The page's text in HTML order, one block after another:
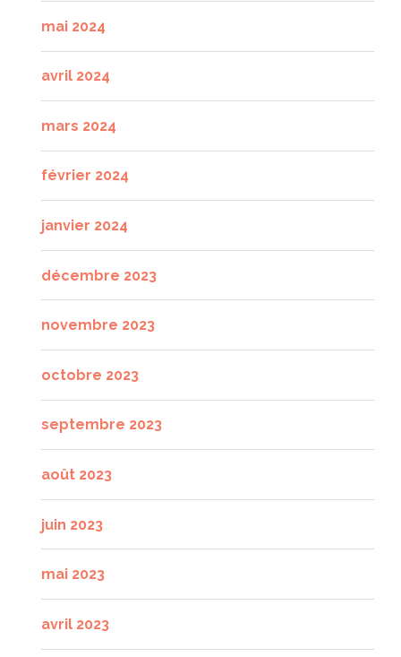
mai 2024
avril 2024
mars 2024
février 2024
janvier 2024
décembre 2023
novembre 2023
octobre 2023
septembre 2023
août 2023
juin 2023
mai 2023
avril 2023